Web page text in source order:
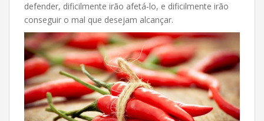
defender, dificilmente irão afetá-lo, e dificilmente irão
conseguir o mal que desejam alcançar.